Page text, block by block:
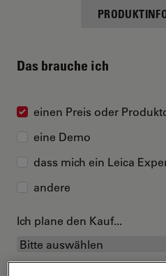
Das brauche ich
einen Preis oder
eine Demo
dass mich ein Leica
andere
Ich plane den Kauf...